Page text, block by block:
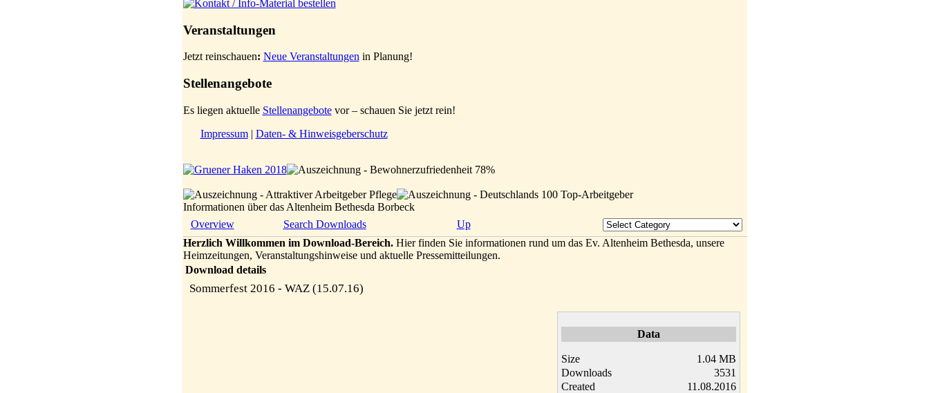
Veranstaltungen
Jetzt reinschauen: Neue Veranstaltungenin Planung!
Stellenangebote
Es liegen aktuelle Stellenangebotevor – schauen Sie jetzt rein!
Impressum| Daten- & Hinweisgeberschutz
Informationen über das Altenheim Bethesda Borbeck
Overview
Search Downloads
Up
Herzlich Willkommen im Download-Bereich.Hier finden Sie informationen rund um das Ev. Altenheim Bethesda, unsere
Heimzeitungen, Veranstaltungshinweise und aktuelle Pressemitteilungen.
Download details
Sommerfest 2016 - WAZ (15.07.16)
Data
Size
1.04 MB
Downloads
3531
Created
11.08.2016